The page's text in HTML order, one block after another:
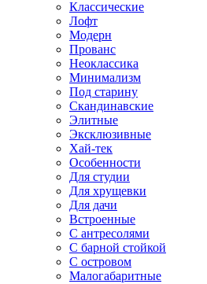
Классические
Лофт
Модерн
Прованс
Неоклассика
Минимализм
Под старину
Скандинавские
Элитные
Эксклюзивные
Хай-тек
Особенности
Для студии
Для хрущевки
Для дачи
Встроенные
С антресолями
С барной стойкой
С островом
Малогабаритные